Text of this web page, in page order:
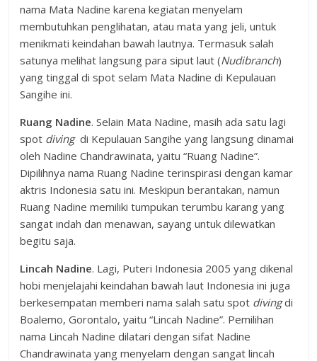
nama Mata Nadine karena kegiatan menyelam
membutuhkan penglihatan, atau mata yang jeli, untuk
menikmati keindahan bawah lautnya. Termasuk salah
satunya melihat langsung para siput laut (Nudibranch)
yang tinggal di spot selam Mata Nadine di Kepulauan
Sangihe ini.
Ruang Nadine. Selain Mata Nadine, masih ada satu lagi
spot diving di Kepulauan Sangihe yang langsung dinamai
oleh Nadine Chandrawinata, yaitu “Ruang Nadine”.
Dipilihnya nama Ruang Nadine terinspirasi dengan kamar
aktris Indonesia satu ini. Meskipun berantakan, namun
Ruang Nadine memiliki tumpukan terumbu karang yang
sangat indah dan menawan, sayang untuk dilewatkan
begitu saja.
Lincah Nadine. Lagi, Puteri Indonesia 2005 yang dikenal
hobi menjelajahi keindahan bawah laut Indonesia ini juga
berkesempatan memberi nama salah satu spot divingdi
Boalemo, Gorontalo, yaitu “Lincah Nadine”. Pemilihan
nama Lincah Nadine dilatari dengan sifat Nadine
Chandrawinata yang menyelam dengan sangat lincah